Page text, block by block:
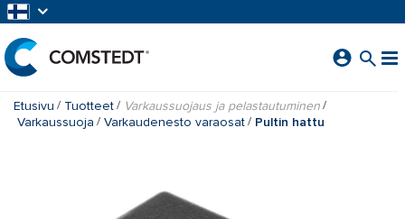
Etusivu Tuotteet
Varkaussuojaus ja pelastautuminen
Varkaussuoja
Varkaudenesto varaosat Pultin hattu